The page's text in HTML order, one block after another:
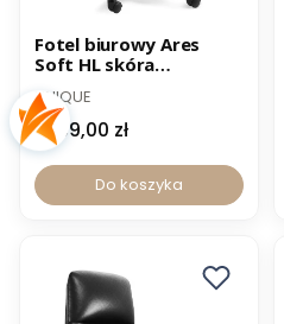
-12% z kodem PROMO12
Fotel biurowy Ares
Soft HL skóra
UNIQUE
1 299,00 zł
Do koszyka